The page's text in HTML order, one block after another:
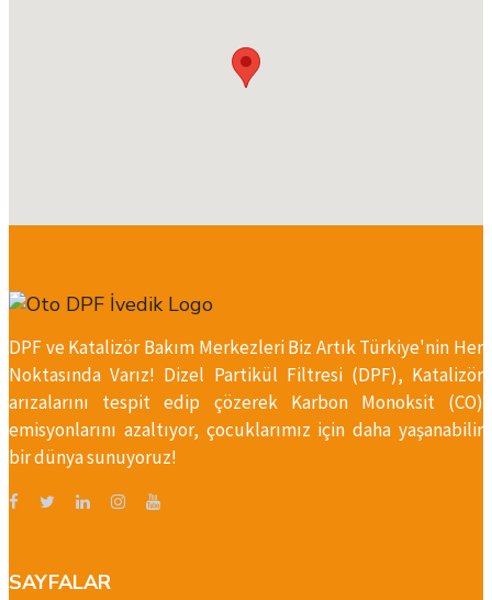
DPF ve Katalizör Bakım Merkezleri Biz Artık Türkiye'nin Her
Noktasında Varız! Dizel Partikül Filtresi (DPF), Katalizör
arızalarını tespit edip çözerek Karbon Monoksit (CO)
emisyonlarını azaltıyor, çocuklarımız için daha yaşanabilir
bir dünya sunuyoruz!
SAYFALAR